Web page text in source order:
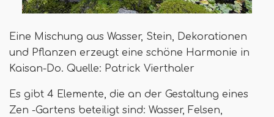
Eine Mischung aus Wasser, Stein, Dekorationen
und Pflanzen erzeugt eine schöne Harmonie in
Kaisan-Do. Quelle: Patrick Vierthaler
Es gibt 4 Elemente, die an der Gestaltung eines
Zen -Gartens beteiligt sind: Wasser, Felsen,